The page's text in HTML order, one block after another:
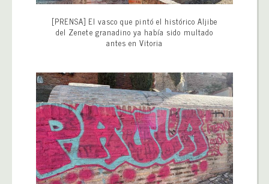
[PRENSA] El vasco que pintó el histórico Aljibe
del Zenete granadino ya había sido multado
antes en Vitoria